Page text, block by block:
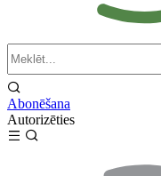
Abonēšana
Autorizēties